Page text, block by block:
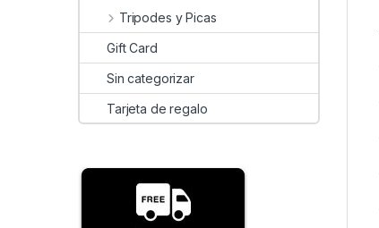
Tripodes y Picas
Gift Card
Sin categorizar
Tarjeta de regalo